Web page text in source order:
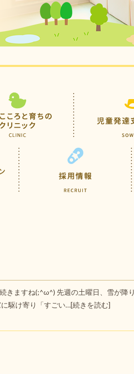
きますね(;^ω^) 先週の土曜日、雪が降
駆け寄り「すごい…[続きを読む]